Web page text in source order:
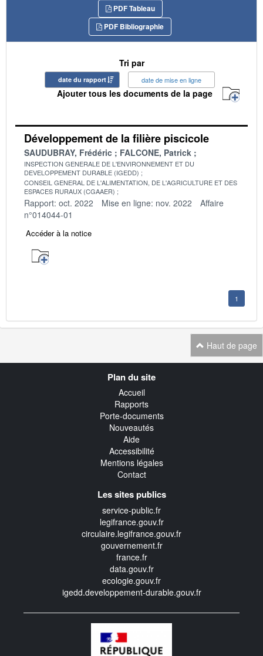
PDF Tableau
PDF Bibliographie
Tri par
date du rapport date de mise en ligne
Ajouter tous les documents de la page
Développement de la filière piscicole
SAUDUBRAY, Frédéric FALCONE, Patrick
INSPECTION GENERALE DE L'ENVIRONNEMENT ET DU
DEVELOPPEMENT DURABLE (IGEDD)
CONSEIL GENERAL DE L'ALIMENTATION, DE L'AGRICULTURE ET DES
ESPACES RURAUX (CGAAER)
Rapport: oct. 2022 Mise en ligne: nov. 2022
Affaire
n°014044-01
Accéder à la notice
1
Haut de page
Plan du site
Accueil
Rapports
Porte-documents
Nouveautés
Aide
Accessibilité
Mentions légales
Contact
Les sites publics
service-public.fr
legifrance.gouv.fr
circulaire.legifrance.gouv.fr
gouvernement.fr
france.fr
data.gouv.fr
ecologie.gouv.fr
igedd.developpement-durable.gouv.fr